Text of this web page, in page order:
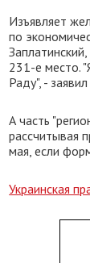
Изъявляет
по
231-е место.
Раду", -
А часть
рассчитывая
мая, если
Украинская